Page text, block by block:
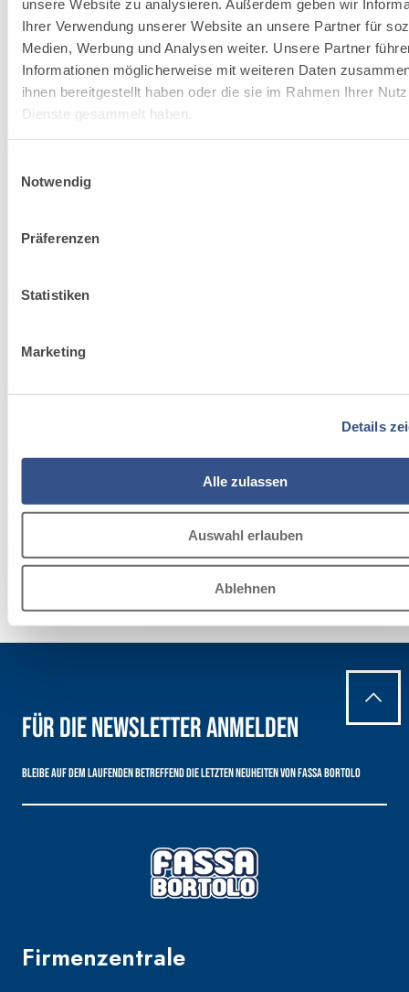
unsere Website zu analysieren. Außerdem geben wir
Ihrer Verwendung unserer Website an unsere Partner für
Medien, Werbung und Analysen weiter. Unsere Partner
Informationen möglicherweise mit weiteren Daten
ihnen bereitgestellt haben oder die sie im Rahmen Ihrer
Dienste gesammelt haben.
Notwendig
Präferenzen
Statistiken
Marketing
Details
Alle zulassen
Auswahl erlauben
Ablehnen
Lösungen von Fassa
VERPUTZ-
UND
BAUSYSTEM
Erfahre
mehr
Für die Newsletter anmelden
Bleibe auf dem Laufenden betreffend die letzten Neuheiten von Fassa Bortolo
Firmenzentrale